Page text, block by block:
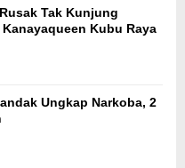
Tak Kunjung
Kubu Raya
Ungkap Narkoba, 2